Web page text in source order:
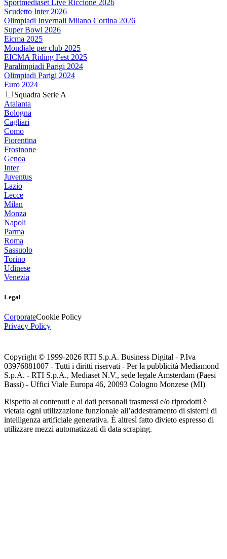
Sportmediaset Live Riccione 2026
Scudetto Inter 2026
Olimpiadi Invernali Milano Cortina 2026
Super Bowl 2026
Eicma 2025
Mondiale per club 2025
EICMA Riding Fest 2025
Paralimpiadi Parigi 2024
Olimpiadi Parigi 2024
Euro 2024
Squadra Serie A
Atalanta
Bologna
Cagliari
Como
Fiorentina
Frosinone
Genoa
Inter
Juventus
Lazio
Lecce
Milan
Monza
Napoli
Parma
Roma
Sassuolo
Torino
Udinese
Venezia
Legal
CorporateCookie Policy
Privacy Policy
Copyright © 1999-2026 RTI S.p.A. Business Digital - P.Iva
03976881007 - Tutti i diritti riservati - Per la pubblicità Mediamond
S.p.A. - RTI S.p.A., Mediaset N.V., sede legale Amsterdam (Paesi
Bassi) - Uffici Viale Europa 46, 20093 Cologno Monzese (MI)
Rispetto ai contenuti e ai dati personali trasmessi e/o riprodotti è
vietata ogni utilizzazione funzionale all’addestramento di sistemi di
intelligenza artificiale generativa. È altresì fatto divieto espresso di
utilizzare mezzi automatizzati di data scraping.